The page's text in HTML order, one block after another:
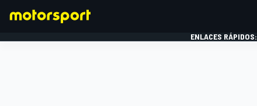
ENLACES RÁPIDOS: